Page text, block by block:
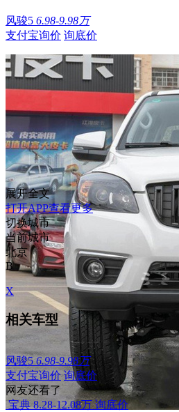
风骏5 6.98-9.98万
支付宝询价 询底价
展开全文
打开APP查看更多
切换城市
当前城市
北京
B
X
相关车型
风骏5 6.98-9.98万
支付宝询价 询底价
网友还看了
宝典 8.28-12.08万 询底价